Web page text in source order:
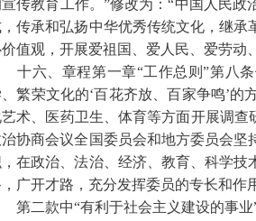
宣传教育工作。”修改为：“中国人民
传承和弘扬中华优秀传统文化，继
值观，开展爱祖国、爱人民、爱劳动
六、章程第一章“工作总则”第八条
繁荣文化的‘百花齐放、百家争鸣’
术、医药卫生、体育等方面开展调
协商会议全国委员会和地方委员会
在政治、法治、经济、教育、科学
，广开才路，充分发挥委员的专长和作
二款中“有利于社会主义建设的事业”